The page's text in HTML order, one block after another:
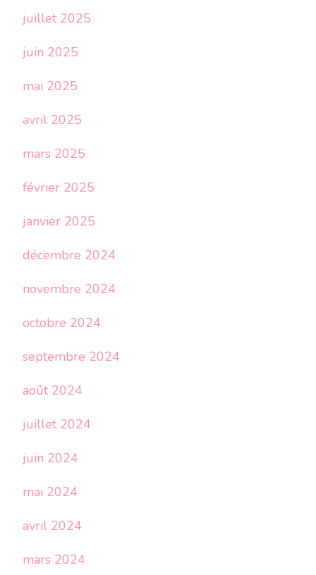
juillet 2025
juin 2025
mai 2025
avril 2025
mars 2025
février 2025
janvier 2025
décembre 2024
novembre 2024
octobre 2024
septembre 2024
août 2024
juillet 2024
juin 2024
mai 2024
avril 2024
mars 2024